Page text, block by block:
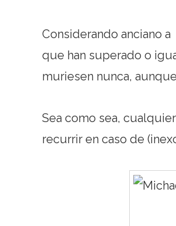
Considerando anciano
que han superado o
muriesen nunca,
Sea como sea,
recurrir en caso de